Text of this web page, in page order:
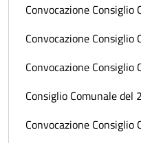
Convocazione
Convocazione
Convocazione
Consiglio Comunale del
Convocazione